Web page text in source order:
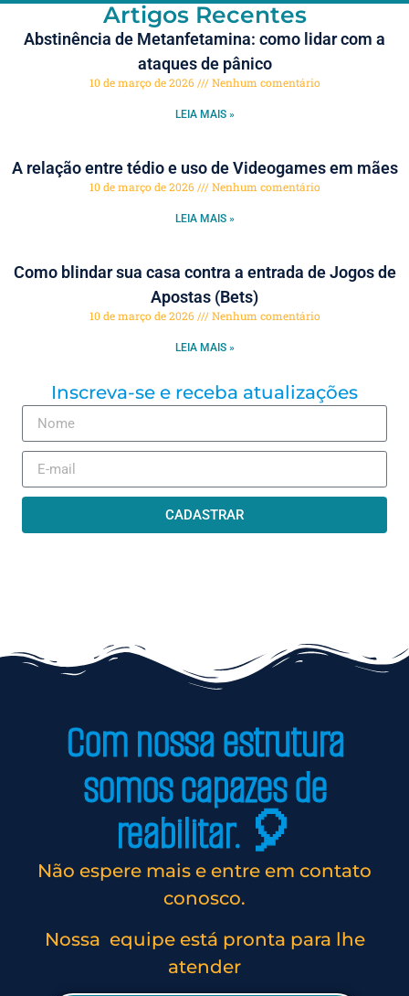
Artigos Recentes
Abstinência de Metanfetamina: como lidar com a
ataques de pânico
10 de março de 2026 Nenhum comentário
LEIA MAIS »
A relação entre tédio e uso de Videogames em mães
10 de março de 2026 Nenhum comentário
LEIA MAIS »
Como blindar sua casa contra a entrada de Jogos de
Apostas (Bets)
10 de março de 2026 Nenhum comentário
LEIA MAIS »
Inscreva-se e receba atualizações
CADASTRAR
Com nossa estrutura
somos capazes de
reabilitar. 🎈
Não espere mais e entre em contato
conosco.
Nossa equipe está pronta para lhe
atender